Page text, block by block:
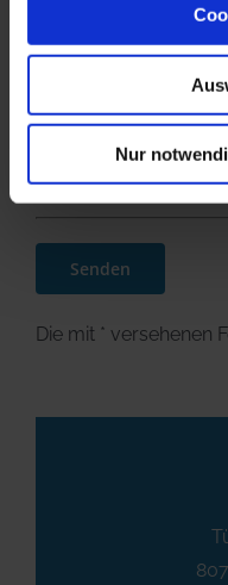
Nur
Mit der
sich mit der
Daten durch diese
akzeptieren Sie
Hiermit
Die mit * versehenen